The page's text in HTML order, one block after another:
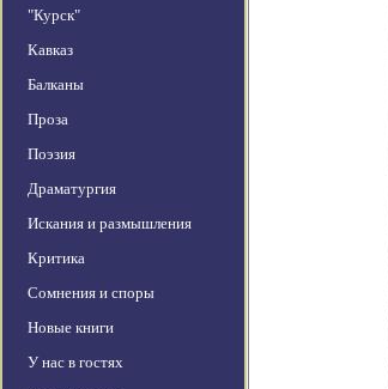
"Курск"
Кавказ
Балканы
Проза
Поэзия
Драматургия
Искания и размышления
Критика
Сомнения и споры
Новые книги
У нас в гостях